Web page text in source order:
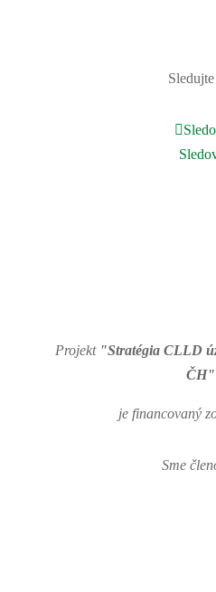
Projekt "Stratégia CLLD
ČH"
je financovaný
Sme